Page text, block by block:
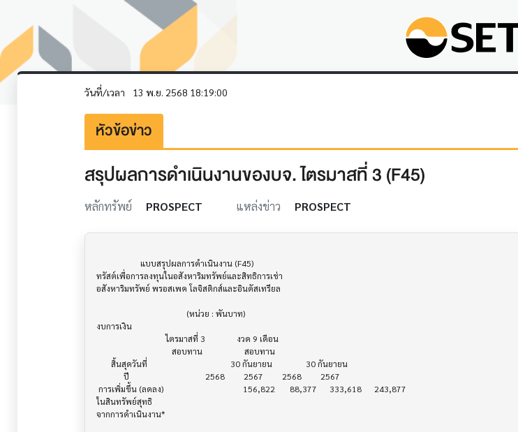
วันที่/เวลา 13 พ.ย. 2568 18:19:00
หัวข้อข่าว
สรุปผลการดำเนินงานของบจ. ไตรมาสที่ 3 (F45)
หลักทรัพย์ PROSPECT แหล่งข่าว PROSPECT
ทรัสต์เพื่อการลงทุนในอสังหาริมทรัพย์และสิทธิการเช่า
อสังหาริมทรัพย์ พรอสเพค โลจิสติกส์และอินดัสเทรียล
งบการเงิน
                                 ไตรมาสที่ 3               งวด 9 เดือน
ในสินทรัพย์สุทธิ
จากการดำเนินงาน*